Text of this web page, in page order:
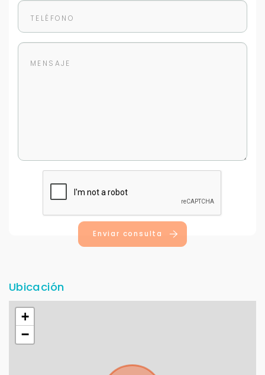
Enviar consulta
Ubicación
+
−
Uso exclusivo
Solo los usamos para responder tu consulta.